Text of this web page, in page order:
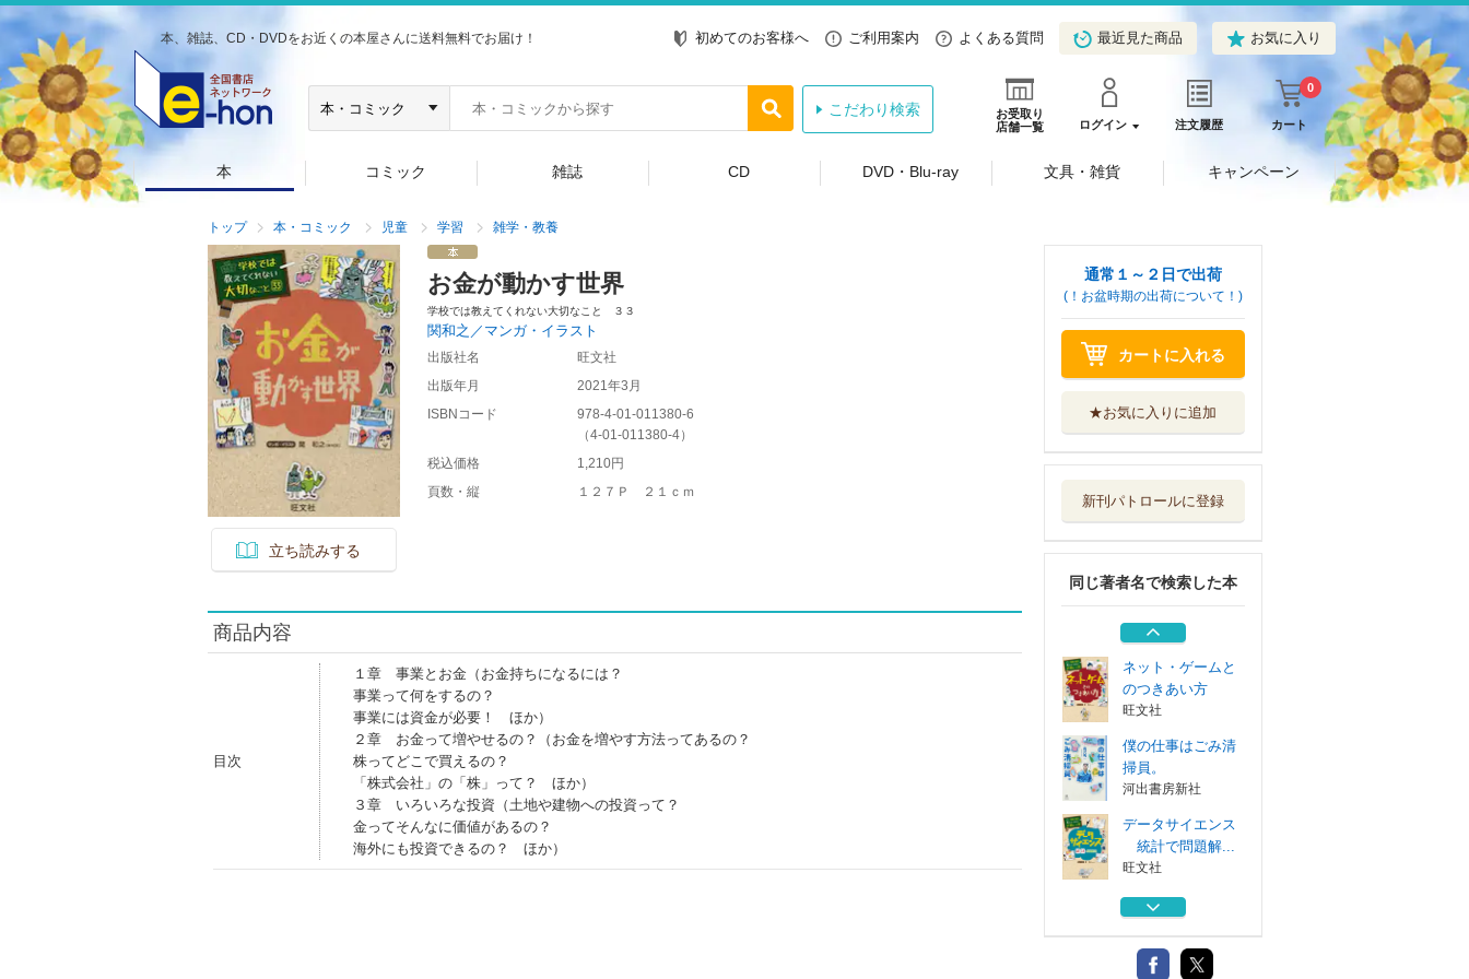
本、雑誌、CD・DVDをお近くの本屋さんに送料無料でお届け！ 初めてのお客様へ ご利用案内 よくある質問 最近見た商品 お気に入り
お受取り
店舗一覧
ログイン 注文履歴 カート
0
こだわり検索
本 コミック 雑誌 CD DVD・Blu-ray 文具・雑貨 キャンペーン
トップ 本・コミック 児童 学習 雑学・教養
立ち読みする
お金が動かす世界
学校では教えてくれない大切なこと ３３
関和之／マンガ・イラスト
出版社名
旺文社
出版年月
2021年3月
ISBNコード
978-4-01-011380-6
（4-01-011380-4）
税込価格
1,210円
頁数・縦
１２７Ｐ ２１ｃｍ
商品内容
目次
１章 事業とお金（お金持ちになるには？
事業って何をするの？
事業には資金が必要！ ほか）
２章 お金って増やせるの？（お金を増やす方法ってあるの？
株ってどこで買えるの？
「株式会社」の「株」って？ ほか）
３章 いろいろな投資（土地や建物への投資って？
金ってそんなに価値があるの？
海外にも投資できるの？ ほか）
通常１～２日で出荷
(！お盆時期の出荷について！)
カートに入れる
★お気に入りに追加
新刊パトロールに登録
同じ著者名で検索した本
データサイエンス
統計で問題解...
働くってどういう
旺文社
お金のこと
旺文社
ネット・ゲームと
のつきあい方
旺文社
僕の仕事はごみ清
掃員。
河出書房新社
データサイエンス
統計で問題解...
旺文社
働くってどういう
旺文社